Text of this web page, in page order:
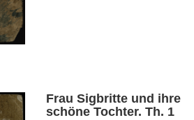
Frau Sigbritte und ihre
schöne Tochter. Th. 1